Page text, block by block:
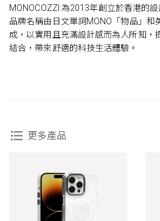
MONOCOZZI 為2013年創立於香港的設
品牌名稱由日文單詞MONO「物品」和
成，以實用且充滿設計感而為人所知，
結合，帶來舒適的科技生活體驗。
更多產品